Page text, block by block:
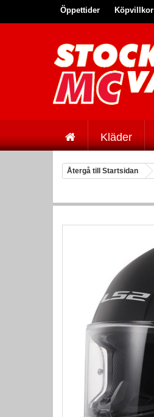
Öppettider Köpvillkor
Kläder
Återgå till Startsidan